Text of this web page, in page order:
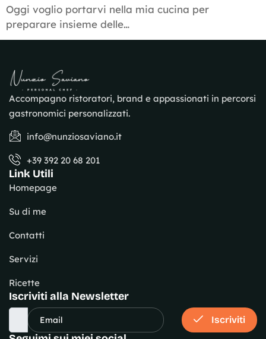
Oggi voglio portarvi nella mia cucina per
preparare insieme delle…
Accompagno ristoratori, brand e appassionati in percorsi
gastronomici personalizzati.
info@nunziosaviano.it
+39 392 20 68 201
Link Utili
Homepage
Su di me
Contatti
Servizi
Ricette
Iscriviti alla Newsletter
Iscriviti